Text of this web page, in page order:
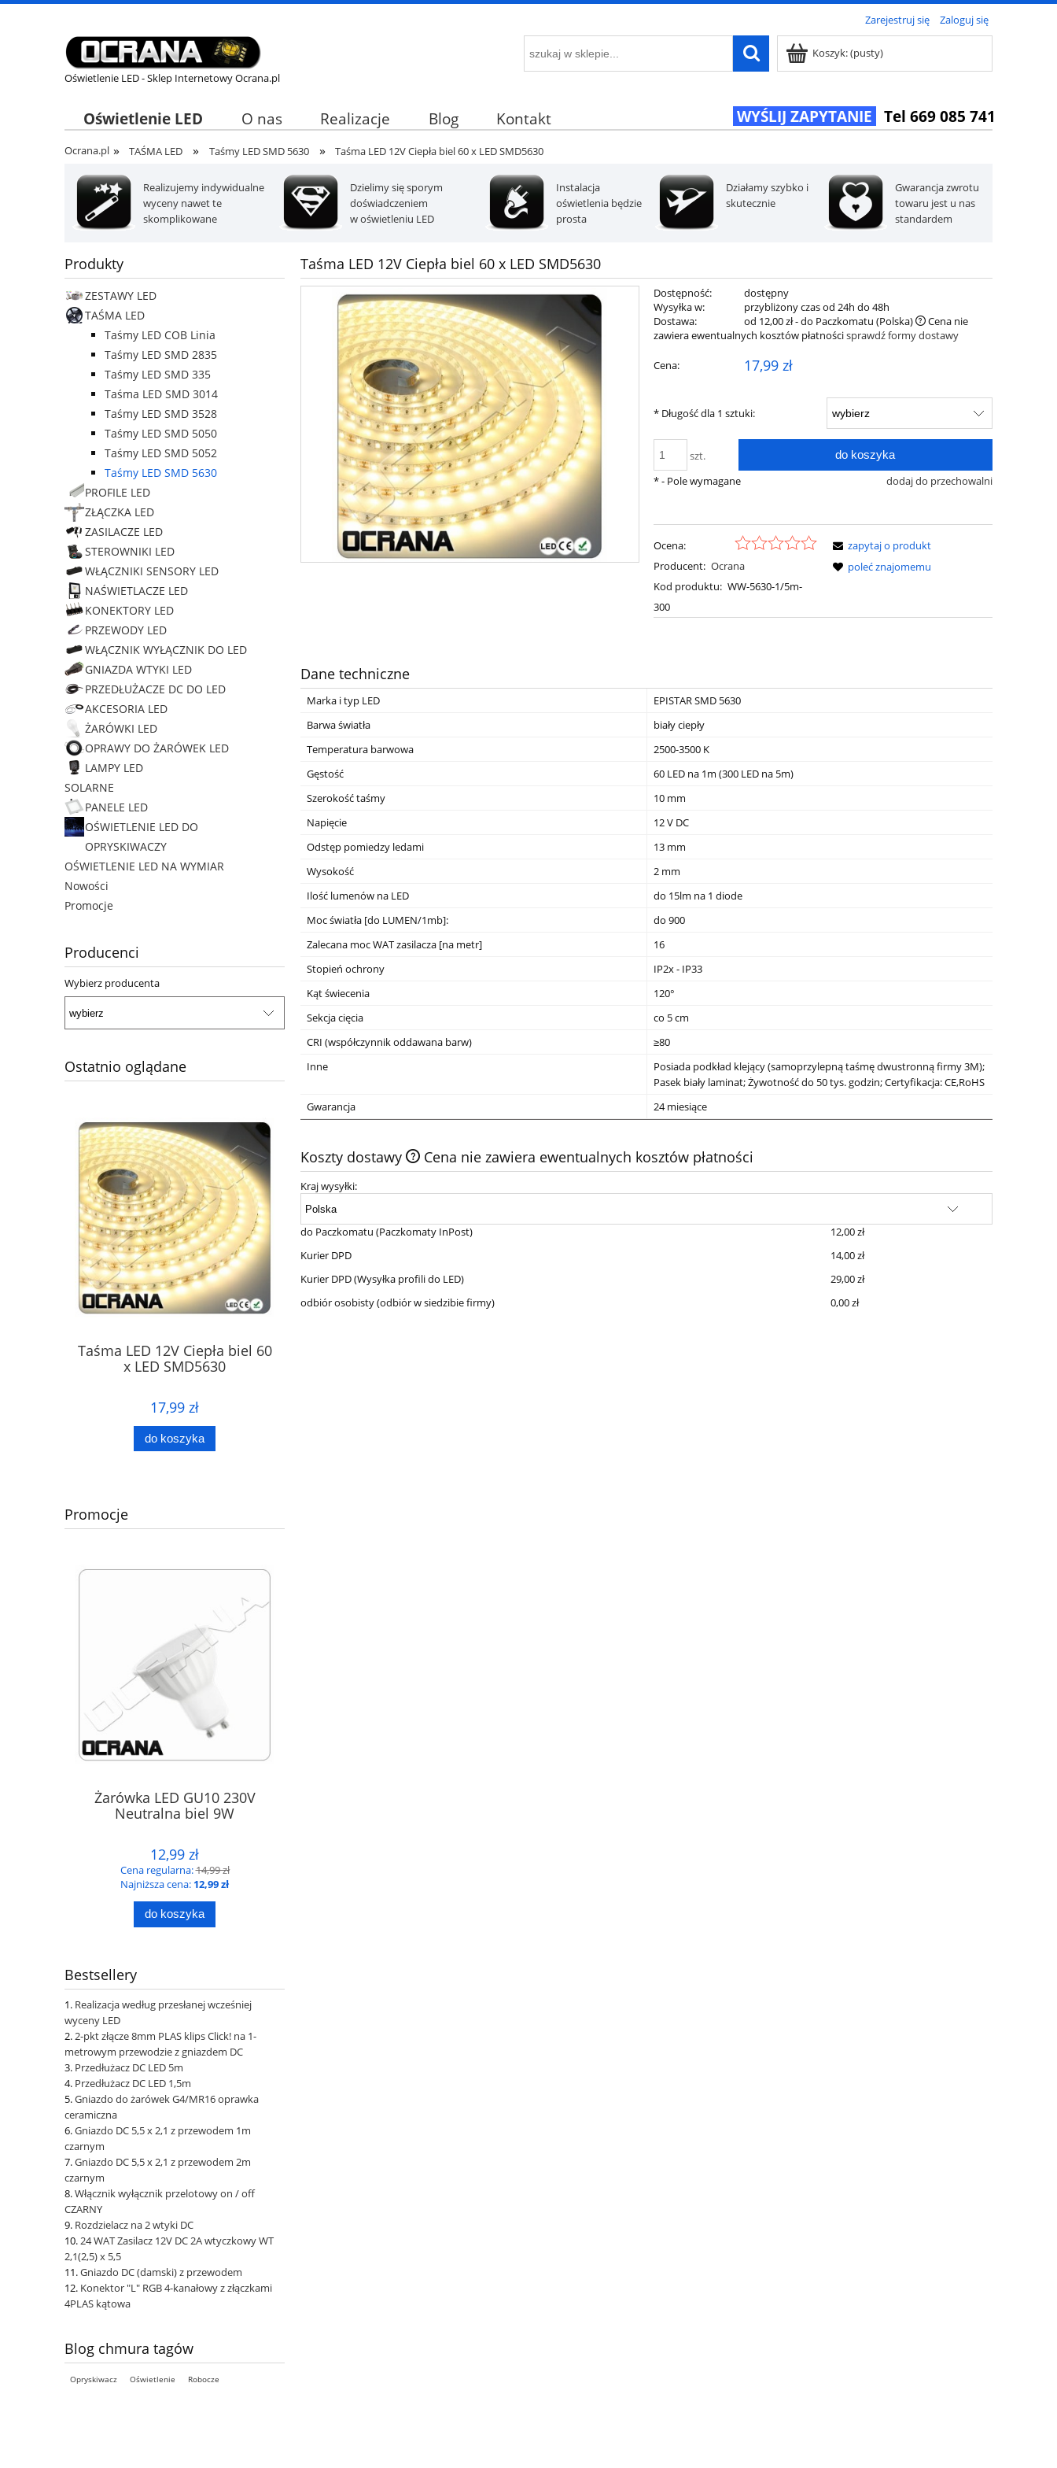
Zarejestruj się Zaloguj się
Koszyk:(pusty)
Oświetlenie LED O nas Realizacje Blog Kontakt
Ocrana.pl » TAŚMA LED » Taśmy LED SMD 5630 » Taśma LED 12V Ciepła biel 60 x LED SMD5630
WYŚLIJ ZAPYTANIE Tel 669 085 741
Oświetlenie LED - Sklep Internetowy Ocrana.pl
Realizujemy indywidualne
wyceny nawet te
skomplikowane
Dzielimy się sporym
doświadczeniem
w oświetleniu LED
Instalacja
oświetlenia będzie
prosta
Działamy szybko i
skutecznie
Gwarancja zwrotu
towaru jest u nas
standardem
Produkty
ZESTAWY LED
TAŚMA LED
Taśmy LED COB Linia
Taśmy LED SMD 2835
Taśmy LED SMD 335
Taśma LED SMD 3014
Taśmy LED SMD 3528
Taśmy LED SMD 5050
Taśmy LED SMD 5052
Taśmy LED SMD 5630
PROFILE LED
ZŁĄCZKA LED
ZASILACZE LED
STEROWNIKI LED
WŁĄCZNIKI SENSORY LED
NAŚWIETLACZE LED
KONEKTORY LED
PRZEWODY LED
WŁĄCZNIK WYŁĄCZNIK DO LED
GNIAZDA WTYKI LED
PRZEDŁUŻACZE DC DO LED
AKCESORIA LED
ŻARÓWKI LED
OPRAWY DO ŻARÓWEK LED
LAMPY LED
SOLARNE
PANELE LED
OŚWIETLENIE LED DO
OPRYSKIWACZY
OŚWIETLENIE LED NA WYMIAR
Nowości
Promocje
Producenci
Wybierz producenta
Ostatnio oglądane
Taśma LED 12V Ciepła biel 60
x LED SMD5630
17,99 zł
do koszyka
Promocje
Żarówka LED GU10 230V
Neutralna biel 9W
12,99 zł
Cena regularna:14,99 zł
Najniższa cena: 12,99 zł
do koszyka
Bestsellery
Realizacja według przesłanej wcześniej
wyceny LED
2-pkt złącze 8mm PLAS klips Click! na 1-
metrowym przewodzie z gniazdem DC
Przedłużacz DC LED 5m
Przedłużacz DC LED 1,5m
Gniazdo do żarówek G4/MR16 oprawka
ceramiczna
Gniazdo DC 5,5 x 2,1 z przewodem 1m
czarnym
Gniazdo DC 5,5 x 2,1 z przewodem 2m
czarnym
Włącznik wyłącznik przelotowy on / off
CZARNY
Rozdzielacz na 2 wtyki DC
24 WAT Zasilacz 12V DC 2A wtyczkowy WT
2,1(2,5) x 5,5
Gniazdo DC (damski) z przewodem
Konektor "L" RGB 4-kanałowy z złączkami
4PLAS kątowa
Blog chmura tagów
Opryskiwacz Oświetlenie Robocze
Taśma LED 12V Ciepła biel 60 x LED SMD5630
Dostępność:
dostępny
Wysyłka w:
przybliżony czas od 24h do 48h
Dostawa:
od 12,00 zł- do Paczkomatu (Polska)
Cena nie
zawiera ewentualnych kosztów płatnościsprawdź formy dostawy
Cena: 17,99 zł
* Długość dla 1 sztuki:
szt. do koszyka
dodaj do przechowalni
*- Pole wymagane
Ocena:
Producent: Ocrana
Kod produktu: WW-5630-1/5m-
300
zapytaj o produkt
poleć znajomemu
Dane techniczne
Marka i typ LED
EPISTAR SMD 5630
Barwa światła
biały ciepły
Temperatura barwowa
2500-3500 K
Gęstość
60 LED na 1m (300 LED na 5m)
Szerokość taśmy
10 mm
Napięcie
12 V DC
Odstęp pomiedzy ledami
13 mm
Wysokość
2 mm
Ilość lumenów na LED
do 15lm na 1 diode
Moc światła [do LUMEN/1mb]:
do 900
Zalecana moc WAT zasilacza [na metr]
16
Stopień ochrony
IP2x - IP33
Kąt świecenia
120°
Sekcja cięcia
co 5 cm
CRI (współczynnik oddawana barw)
≥80
Inne
Posiada podkład klejący (samoprzylepną taśmę dwustronną firmy 3M);
Pasek biały laminat; Żywotność do 50 tys. godzin; Certyfikacja: CE,RoHS
Gwarancja
24 miesiące
Koszty dostawy Cena nie zawiera ewentualnych kosztów płatności
Kraj wysyłki:
do Paczkomatu (Paczkomaty InPost)
12,00 zł
Kurier DPD
14,00 zł
Kurier DPD(Wysyłka profili do LED)
29,00 zł
odbiór osobisty(odbiór w siedzibie firmy) 0,00 zł